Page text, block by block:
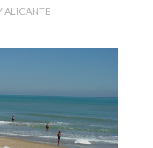
ALICANTE